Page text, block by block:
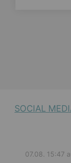
SOCIAL
07.08. 15:47